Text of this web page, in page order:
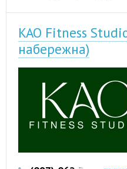
KAO Fitness
набережна)